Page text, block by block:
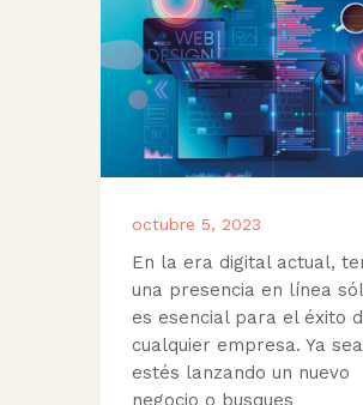
octubre 5, 2023
En la era digital actual,
una presencia en línea
es esencial para el éxito
cualquier empresa. Ya
estés lanzando un nuevo
negocio o busques